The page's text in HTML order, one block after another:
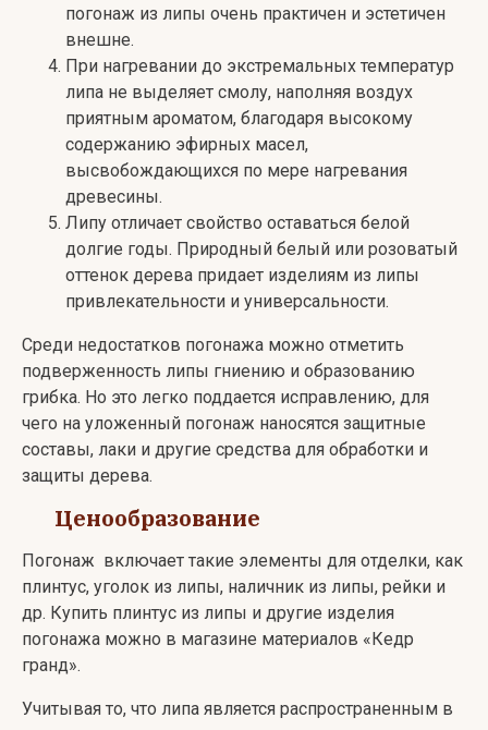
погонаж из липы очень практичен и эстетичен
внешне.
При нагревании до экстремальных температур
липа не выделяет смолу, наполняя воздух
приятным ароматом, благодаря высокому
содержанию эфирных масел,
высвобождающихся по мере нагревания
древесины.
Липу отличает свойство оставаться белой
долгие годы. Природный белый или розоватый
оттенок дерева придает изделиям из липы
привлекательности и универсальности.
Среди недостатков погонажа можно отметить
подверженность липы гниению и образованию
грибка. Но это легко поддается исправлению, для
чего на уложенный погонаж наносятся защитные
составы, лаки и другие средства для обработки и
защиты дерева.
Ценообразование
Погонаж включает такие элементы для отделки, как
плинтус, уголок из липы, наличник из липы, рейки и
др. Купить плинтус из липы и другие изделия
погонажа можно в магазине материалов «Кедр
гранд».
Учитывая то, что липа является распространенным в